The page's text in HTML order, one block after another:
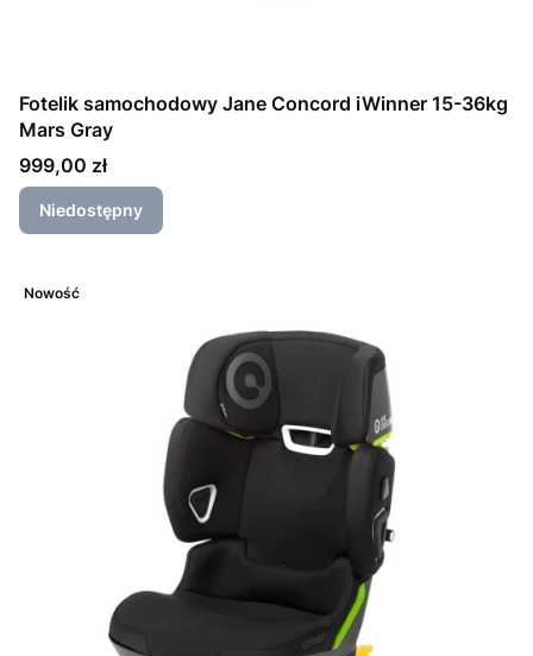
Fotelik samochodowy Jane Concord iWinner 15-36kg
Mars Gray
Cena
999,00 zł
Niedostępny
Nowość